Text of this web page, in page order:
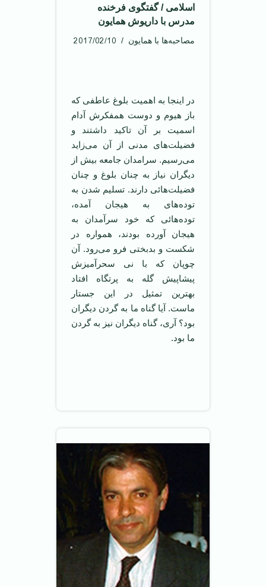
اسلامی / گفتگوی فرخنده
مدرس با داریوش همایون
مصاحبه‌ها با همایون 2017/02/10
در اینجا به اهمیت بلوغ عاطفی که
باز هیوم و دوست همفکرش آدام
اسمیت بر آن تاکید داشتند و
فضیلت‌های مدنی از آن می‌زاید
می‌رسیم. سرامدان جامعه بیش از
دیگران نیاز به چنان بلوغ و چنان
فضیلت‌هائی دارند. تسلیم شدن به
توده‌های به هیجان آمده،
توده‌هائی که خود سرآمدان به
هیجان آورده بودند، همواره در
شکست و بدبختی فرو می‌رود. آن
چوپان که با نی سحرآمیزش
پیشاپیش گله به پرتگاه افتاد
بهترین تمثیل در این جستار
ماست. آیا گناه ما به گردن دیگران
بود؟ آری، گناه دیگران نیز به گردن
ما بود.